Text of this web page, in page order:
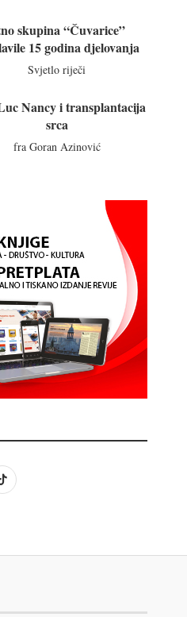
skupina “Čuvarice”
15 godina djelovanja
Svjetlo riječi
Nancy i transplantacija
srca
fra Goran Azinović